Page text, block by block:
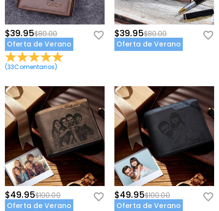
$39.95$80.00
Oferta de Verano
(33Comentarios)
$39.95$80.00
Oferta de Verano
$49.95$100.00
Oferta de Verano
$49.95$100.00
Oferta de Verano